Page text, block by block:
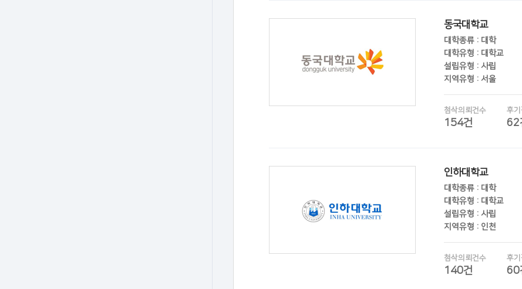
동국대학교
대학종류 : 대학
대학유형 : 대학교
설립유형 : 사립
지역유형 : 서울
첨삭의뢰건수
154건
후
62
인하대학교
대학종류 : 대학
대학유형 : 대학교
설립유형 : 사립
지역유형 : 인천
첨삭의뢰건수
140건
후
60